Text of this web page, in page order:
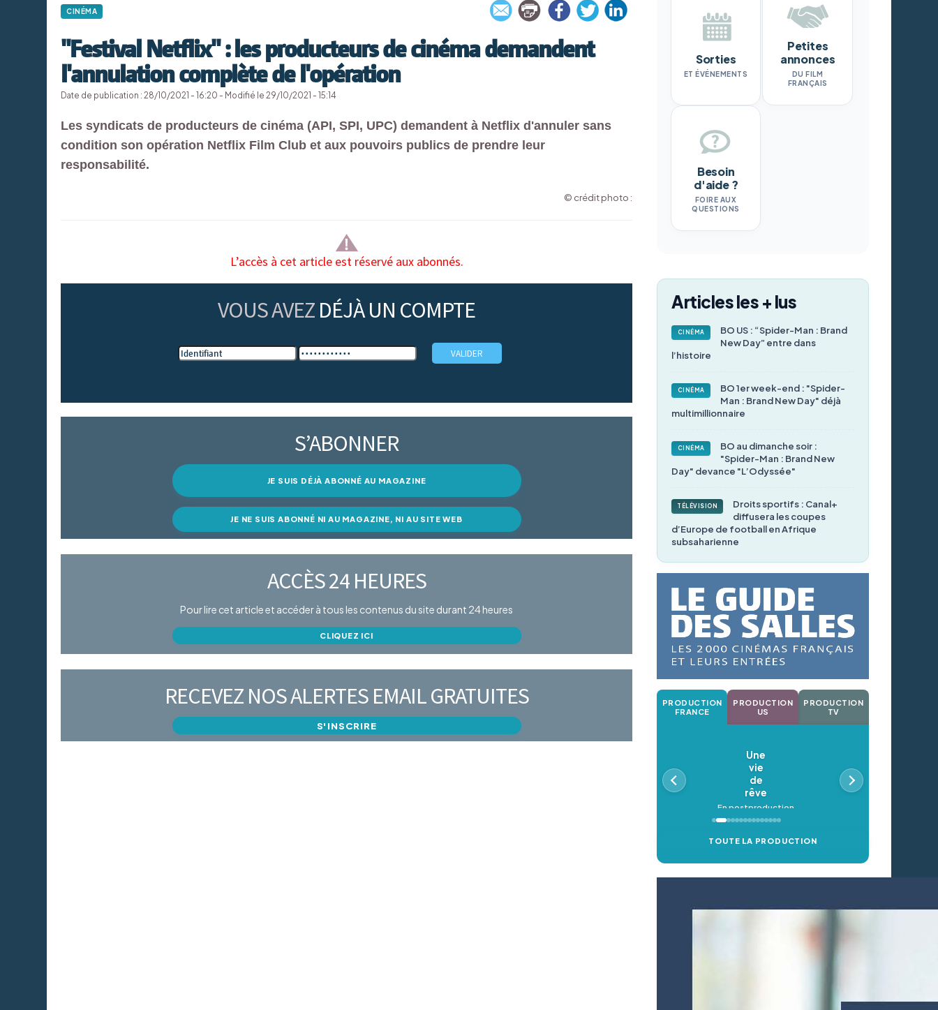
CINÉMA
"Festival Netflix" : les producteurs de cinéma demandent
l'annulation complète de l'opération
Date de publication : 28/10/2021 - 16:20 - Modifié le 29/10/2021 - 15:14
Les syndicats de producteurs de cinéma (API, SPI, UPC) demandent à Netflix d'annuler sans
condition son opération Netflix Film Club et aux pouvoirs publics de prendre leur
responsabilité.
© crédit photo :
L’accès à cet article est réservé aux abonnés.
VOUS AVEZ DÉJÀ UN COMPTE
S’ABONNER
JE SUIS DÉJÀ ABONNÉ AU MAGAZINE
JE NE SUIS ABONNÉ NI AU MAGAZINE, NI AU SITE WEB
ACCÈS 24 HEURES
Pour lire cet article et accéder à tous les contenus du site durant 24 heures
CLIQUEZ ICI
RECEVEZ NOS ALERTES EMAIL GRATUITES
S'INSCRIRE
Sorties
ET ÉVÉNEMENTS
Petites
annonces
DU FILM
FRANÇAIS
Besoin
d'aide ?
FOIRE AUX
QUESTIONS
Articles les + lus
CINÉMA
BO US : “Spider-Man : Brand
New Day” entre dans
l’histoire
CINÉMA
BO 1er week-end : "Spider-
Man : Brand New Day" déjà
multimillionnaire
CINÉMA
BO au dimanche soir :
"Spider-Man : Brand New
Day" devance "L’Odyssée"
TÉLÉVISION
Droits sportifs : Canal+
diffusera les coupes
d’Europe de football en Afrique
subsaharienne
PRODUCTION
FRANCE
PRODUCTION
US
PRODUCTION
TV
Une
vie
de
rêve
En postproduction
TOUTE LA PRODUCTION